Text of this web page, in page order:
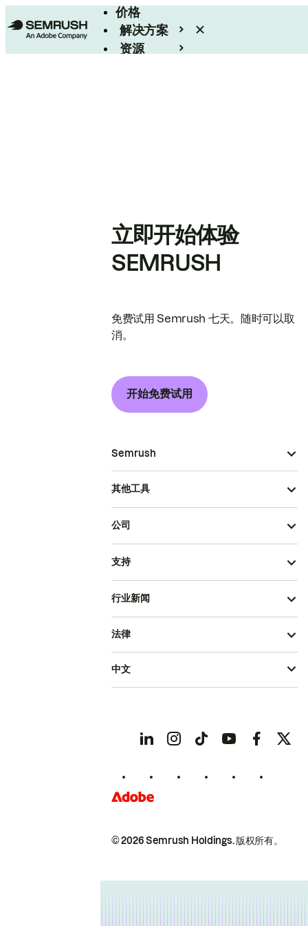
价格
解决方案
资源
立即开始体验
SEMRUSH
免费试用 Semrush 七天。随时可以取
消。
开始免费试用
Semrush
其他工具
公司
支持
行业新闻
© 2026 Semrush Holdings.版权所有。
法律
中文